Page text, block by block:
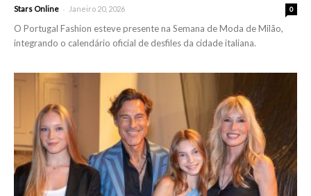
Stars Online - Janeiro 20, 2026 0
O Portugal Fashion esteve presente na Semana de Moda de Milão,
integrando o calendário oficial de desfiles da cidade italiana.